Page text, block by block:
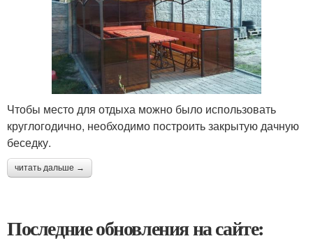
Чтобы место для отдыха можно было использовать
круглогодично, необходимо построить закрытую дачную
беседку.
читать дальше →
Последние обновления на сайте: